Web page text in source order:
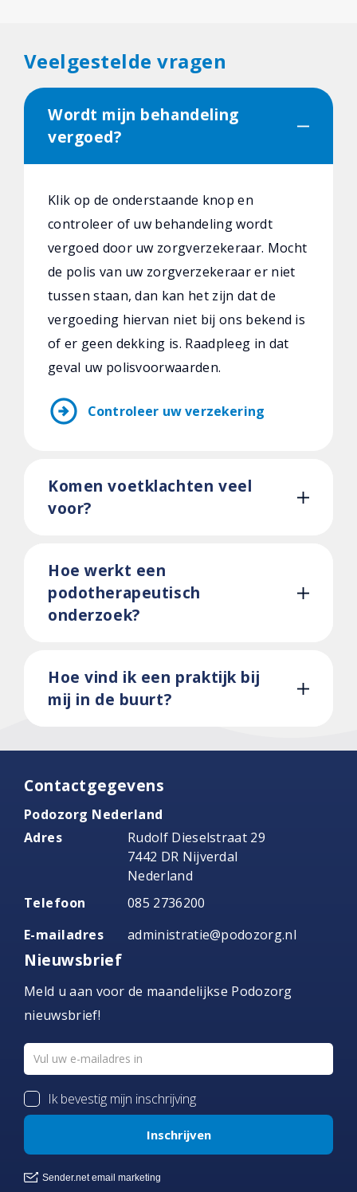
Veelgestelde vragen
Wordt mijn behandeling
vergoed?
Klik op de onderstaande knop en
controleer of uw behandeling wordt
vergoed door uw zorgverzekeraar. Mocht
de polis van uw zorgverzekeraar er niet
tussen staan, dan kan het zijn dat de
vergoeding hiervan niet bij ons bekend is
of er geen dekking is. Raadpleeg in dat
geval uw polisvoorwaarden.
arrow_circle_right Controleer uw verzekering
Komen voetklachten veel
voor?
Hoe werkt een
podotherapeutisch
onderzoek?
Hoe vind ik een praktijk bij
mij in de buurt?
Contactgegevens
Podozorg Nederland
Adres
Rudolf Dieselstraat 29
7442 DR Nijverdal
Nederland
Telefoon
085 2736200
E-mailadres
administratie@podozorg.nl
Nieuwsbrief
Meld u aan voor de maandelijkse Podozorg
nieuwsbrief!